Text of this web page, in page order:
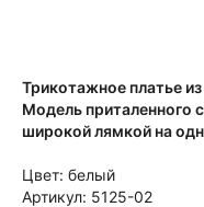
Трикотажное платье
Модель приталенного
широкой лямкой на
Цвет: белый
Артикул: 5125-02